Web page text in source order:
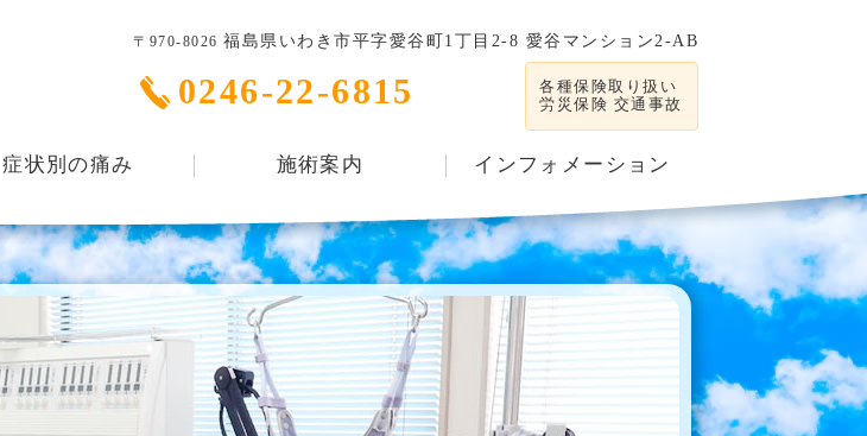
〒970-8026 福島県いわき市平字愛谷町1丁目2-8 愛谷マンション2-AB
0246-22-6815
各種保険取り扱い
労災保険 交通事故
症状別の痛み 施術案内 インフォメーション